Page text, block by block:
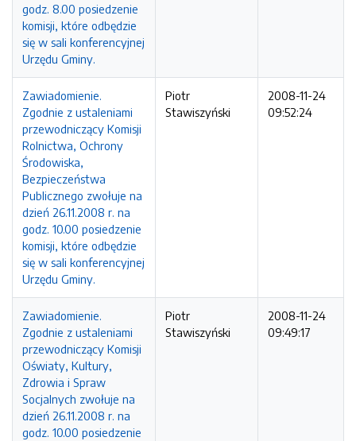
godz. 8.00 posiedzenie
komisji, które odbędzie
się w sali konferencyjnej
Urzędu Gminy.
Zawiadomienie.
Zgodnie z ustaleniami
przewodniczący Komisji
Rolnictwa, Ochrony
Środowiska,
Bezpieczeństwa
Publicznego zwołuje na
dzień 26.11.2008 r. na
godz. 10.00 posiedzenie
komisji, które odbędzie
się w sali konferencyjnej
Urzędu Gminy.
Piotr
Stawiszyński
2008-11-24
09:52:24
Zawiadomienie.
Zgodnie z ustaleniami
przewodniczący Komisji
Oświaty, Kultury,
Zdrowia i Spraw
Socjalnych zwołuje na
dzień 26.11.2008 r. na
godz. 10.00 posiedzenie
Piotr
Stawiszyński
2008-11-24
09:49:17